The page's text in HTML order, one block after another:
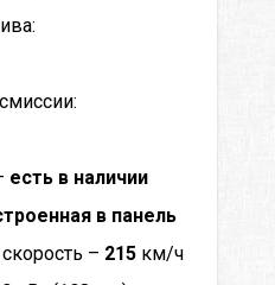
есть в наличии
в панель
– 215 км/ч